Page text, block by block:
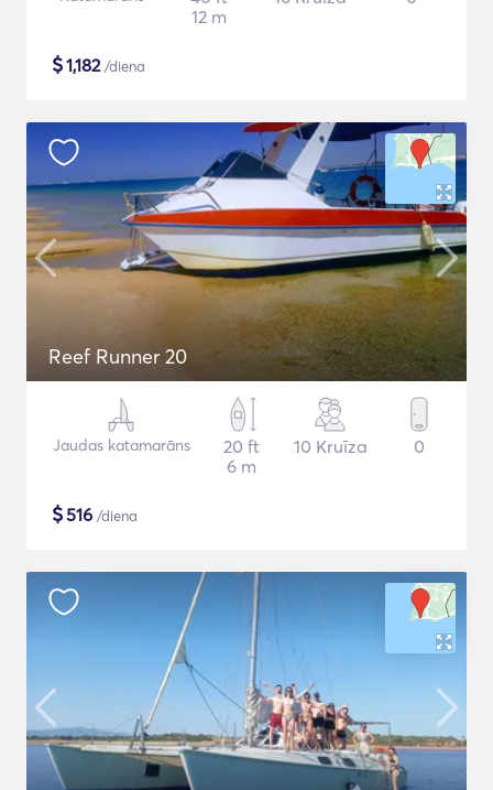
12 m
$1,182/diena
Reef Runner 20
Jaudas katamarāns
20 ft
6 m
10 Kruīza 0
$516 /diena